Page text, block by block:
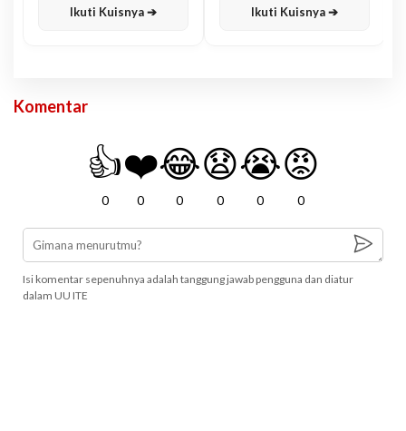
Ikuti Kuisnya ➔ Ikuti Kuisnya ➔
Komentar
👍
0
❤️
0
😂
0
😧
0
😭
0
😡
0
Isi komentar sepenuhnya adalah tanggung jawab pengguna dan diatur
dalam UU ITE